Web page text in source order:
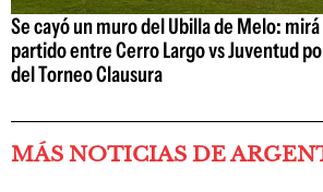
Se cayó un muro del Ubilla de Melo:
partido entre Cerro Largo vs Juventud
del Torneo Clausura
MÁS NOTICIAS DE